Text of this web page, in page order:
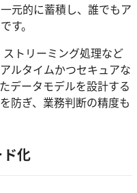
元的に蓄積し、誰でもア
す。
トリーミング処理など
ルタイムかつセキュアな
データモデルを設計する
防ぎ、業務判断の精度も
化